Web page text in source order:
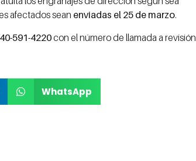
afectados sean enviadas el 25 de marzo.
591-4220con el número de llamada a revisión
WhatsApp